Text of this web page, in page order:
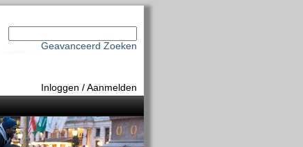
Geavanceerd Zoeken
Inloggen /Aanmelden